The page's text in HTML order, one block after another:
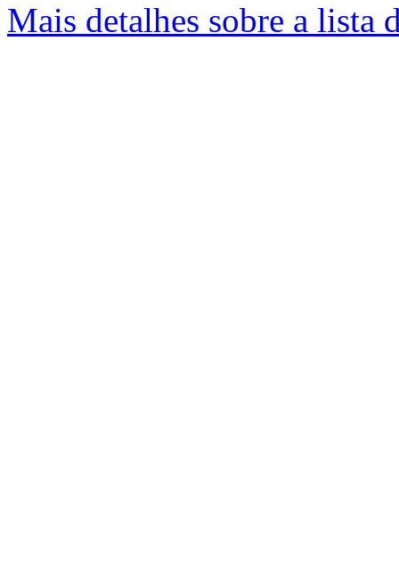
Mais detalhes sobre a lista